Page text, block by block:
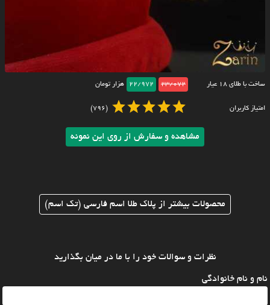
ساخت با طلای ۱۸ عیار 23/072
22/972 هزار تومان
امتیاز کاربران (796)
مشاهده و سفارش از روی این نمونه
محصولات بیشتر از پلاک طلا اسم فارسی (تک اسم)
نظرات و سوالات خود را با ما در میان بگذارید
نام و نام خانوادگی